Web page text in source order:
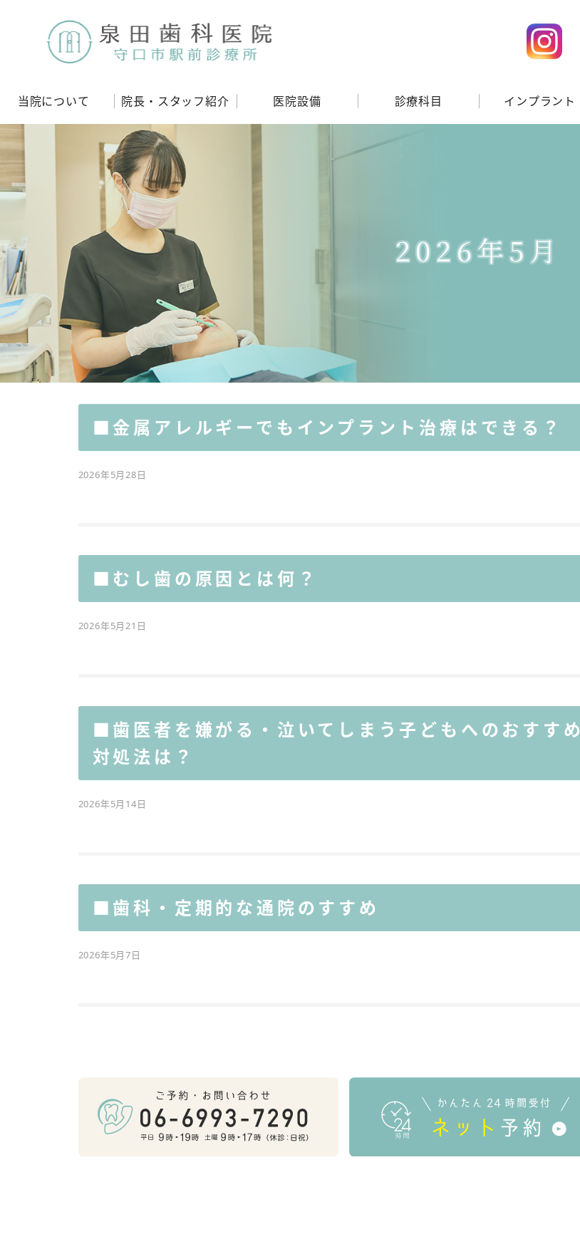
当院について 院長 ・ スタッフ紹介 医院設備 診療科目 インプラント
2026年5月
■金属アレルギーでもインプラント治療はできる？
2026年5月28日
■むし歯の原因とは何？
2026年5月21日
■歯医者を嫌がる・泣いてしまう子どもへのおすすめ
対処法は？
2026年5月14日
■歯科・定期的な通院のすすめ
2026年5月7日